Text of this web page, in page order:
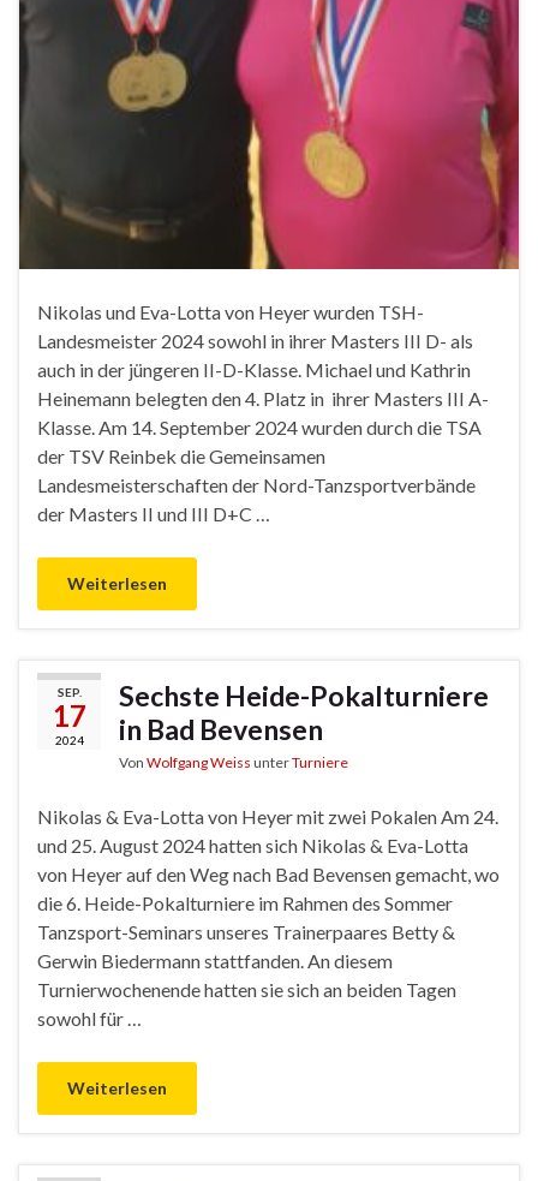
Nikolas und Eva-Lotta von Heyer wurden TSH-
Landesmeister 2024 sowohl in ihrer Masters III D- als
auch in der jüngeren II-D-Klasse. Michael und Kathrin
Heinemann belegten den 4. Platz in ihrer Masters III A-
Klasse. Am 14. September 2024 wurden durch die TSA
der TSV Reinbek die Gemeinsamen
Landesmeisterschaften der Nord-Tanzsportverbände
der Masters II und III D+C …
Weiterlesen
SEP.
17
2024
Sechste Heide-Pokalturniere
in Bad Bevensen
Von Wolfgang Weiss unterTurniere
Nikolas & Eva-Lotta von Heyer mit zwei Pokalen Am 24.
und 25. August 2024 hatten sich Nikolas & Eva-Lotta
von Heyer auf den Weg nach Bad Bevensen gemacht, wo
die 6. Heide-Pokalturniere im Rahmen des Sommer
Tanzsport-Seminars unseres Trainerpaares Betty &
Gerwin Biedermann stattfanden. An diesem
Turnierwochenende hatten sie sich an beiden Tagen
sowohl für …
Weiterlesen